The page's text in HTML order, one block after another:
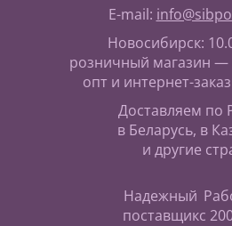
E-mail:
Новосибирск:
розничный магазин —
опт и интернет-
Доставляем по
в Беларусь, в
и другие
Надежный
поставщикс